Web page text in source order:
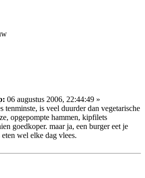
06 augustus 2006, 22:44:49 »
tenminste, is veel duurder dan vegetarische
opgepompte hammen, kipfilets
goedkoper. maar ja, een burger eet je
wel elke dag vlees.